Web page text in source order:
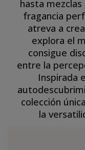
hasta
fragancia
atreva a
explora el
consigue
entre la
Inspirada
colección
la